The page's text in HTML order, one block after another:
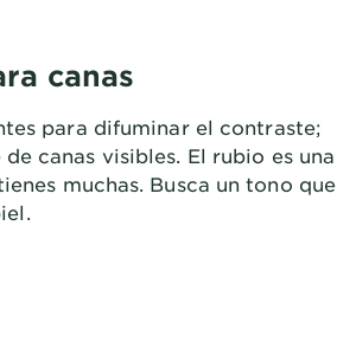
canas
para difuminar el contraste;
canas visibles. El rubio es una
muchas. Busca un tono que